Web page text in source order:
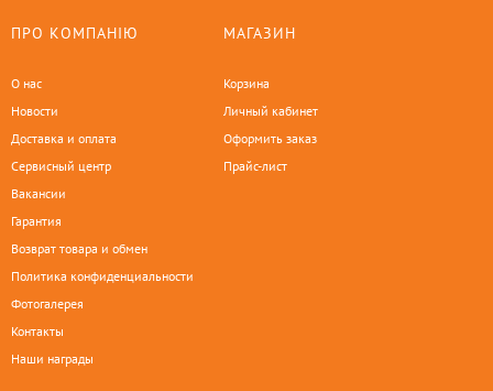
ПРО КОМПАНІЮ
О нас
Новости
Доставка и оплата
Сервисный центр
Вакансии
Гарантия
Возврат товара и обмен
Политика конфиденциальности
Фотогалерея
Контакты
Наши награды
МАГАЗИН
Корзина
Личный кабинет
Оформить заказ
Прайс-лист